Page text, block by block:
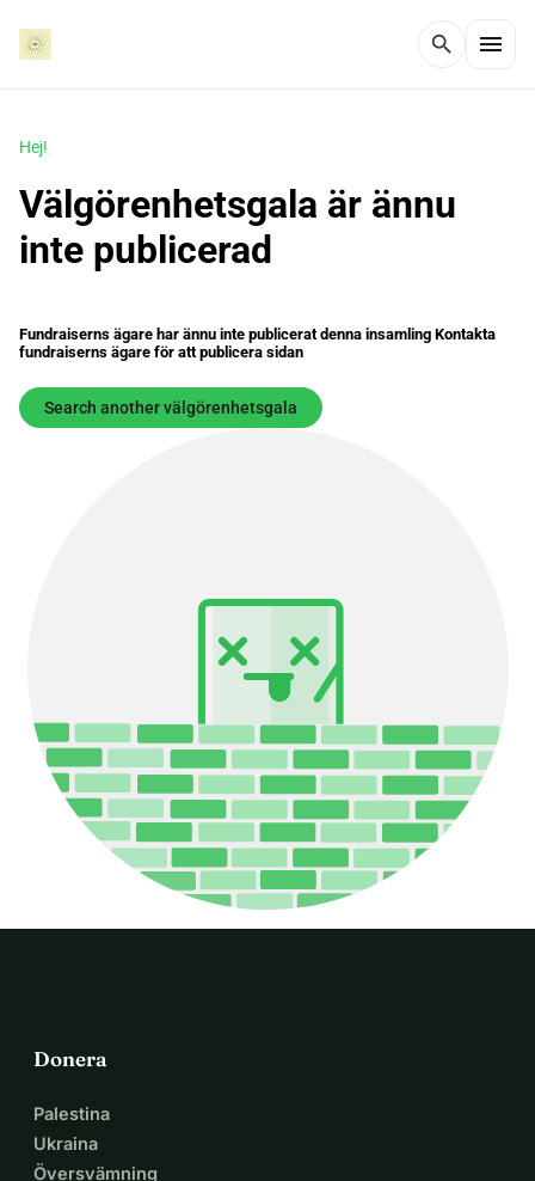
search menu
Hej!
Välgörenhetsgala är ännu
inte publicerad
Fundraiserns ägare har ännu inte publicerat denna insamling Kontakta
fundraiserns ägare för att publicera sidan
Search another välgörenhetsgala
Donera
Palestina
Ukraina
Översvämning